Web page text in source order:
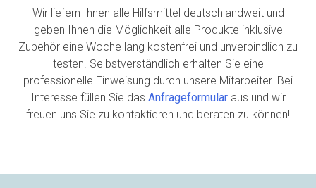
Wir liefern Ihnen alle Hilfsmittel deutschlandweit und
geben Ihnen die Möglichkeit alle Produkte inklusive
Zubehör eine Woche lang kostenfrei und unverbindlich zu
testen. Selbstverständlich erhalten Sie eine
professionelle Einweisung durch unsere Mitarbeiter. Bei
Interesse füllen Sie das Anfrageformularaus und wir
freuen uns Sie zu kontaktieren und beraten zu können!